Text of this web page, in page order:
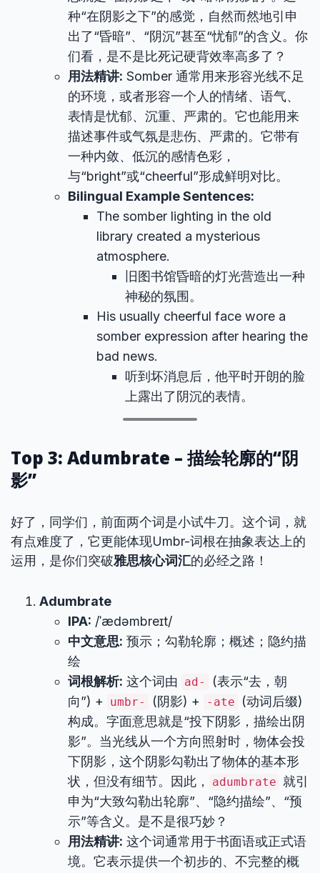
种“在阴影之下”的感觉，自然而然地引申
出了“昏暗”、“阴沉”甚至“忧郁”的含义。你
们看，是不是比死记硬背效率高多了？
用法精讲: Somber 通常用来形容光线不足
的环境，或者形容一个人的情绪、语气、
表情是忧郁、沉重、严肃的。它也能用来
描述事件或气氛是悲伤、严肃的。它带有
一种内敛、低沉的感情色彩，
与“bright”或“cheerful”形成鲜明对比。
Bilingual Example Sentences:
The somber lighting in the old
library created a mysterious
atmosphere.
旧图书馆昏暗的灯光营造出一种
神秘的氛围。
His usually cheerful face wore a
somber expression after hearing the
bad news.
听到坏消息后，他平时开朗的脸
上露出了阴沉的表情。
Top 3: Adumbrate – 描绘轮廓的“阴
影”
好了，同学们，前面两个词是小试牛刀。这个词，就
有点难度了，它更能体现Umbr-词根在抽象表达上的
运用，是你们突破雅思核心词汇的必经之路！
Adumbrate
IPA: /ˈædəmbreɪt/
中文意思: 预示；勾勒轮廓；概述；隐约描
绘
词根解析: 这个词由 ad-
(表示“去，朝
向”) +
umbr- (阴影) + -ate
(动词后缀)
构成。字面意思就是“投下阴影，描绘出阴
影”。当光线从一个方向照射时，物体会投
下阴影，这个阴影勾勒出了物体的基本形
状，但没有细节。因此，
adumbrate 就引
申为“大致勾勒出轮廓”、“隐约描绘”、“预
示”等含义。是不是很巧妙？
用法精讲: 这个词通常用于书面语或正式语
境。它表示提供一个初步的、不完整的概